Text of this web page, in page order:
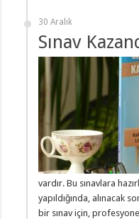
30 Aralık
Sınav
vardır. Bu sınavlara
yapıldığında, alınacak
bir sınav için,